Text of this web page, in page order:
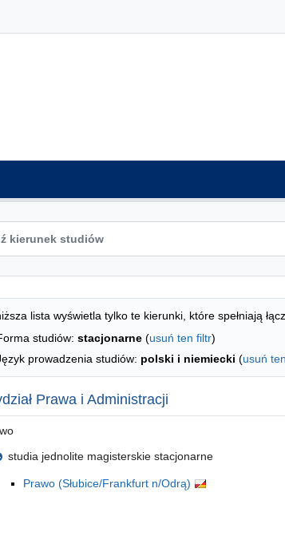
kierunków - spis według
lista wyświetla tylko te kierunki, które spełniają
studiów: stacjonarne (usuń ten filtr)
prowadzenia studiów: polski i niemiecki (usuń
Prawa i Administracji
studia jednolite magisterskie stacjonarne
Prawo (Słubice/Frankfurt n/Odrą)